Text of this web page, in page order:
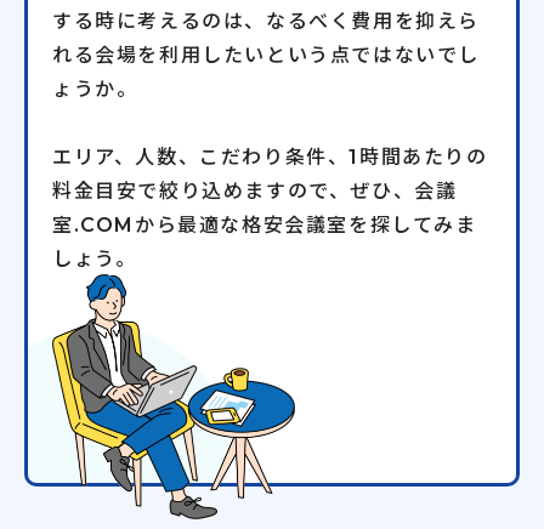
する時に考えるのは、なるべく費用を抑えら
れる会場を利用したいという点ではないでし
ょうか。
エリア、人数、こだわり条件、1時間あたりの
料金目安で絞り込めますので、ぜひ、会議
室.COMから最適な格安会議室を探してみま
しょう。